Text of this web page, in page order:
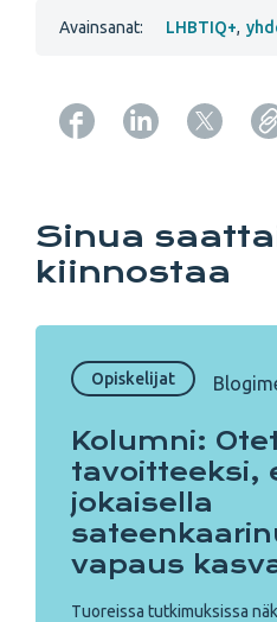
Avainsanat: LHBTIQ+,
Sinua
kiinnostaa
Opiskelijat
Kolumni:
tavoitteeksi,
jokaisella
vapaus
Tuoreissa tutkimuksissa